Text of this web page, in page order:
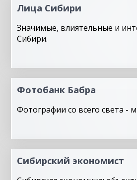
Лица Сибири
Значимые, влиятельные и
Сибири.
Фотобанк Бабра
Фотографии со всего света -
Сибирский экономист